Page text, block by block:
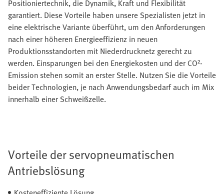
Positioniertechnik, die Dynamik, Kraft und Flexibilität
garantiert. Diese Vorteile haben unsere Spezialisten jetzt in
eine elektrische Variante überführt, um den Anforderungen
nach einer höheren Energieeffizienz in neuen
Produktionsstandorten mit Niederdrucknetz gerecht zu
werden. Einsparungen bei den Energiekosten und der CO²-
Emission stehen somit an erster Stelle. Nutzen Sie die Vorteile
beider Technologien, je nach Anwendungsbedarf auch im Mix
innerhalb einer Schweißzelle.
Vorteile der servopneumatischen
Antriebslösung